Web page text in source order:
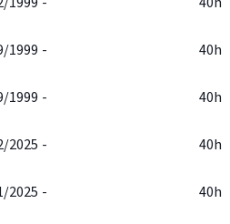
1999 - 40h
1999 - 40h
2025 - 40h
2025 - 40h